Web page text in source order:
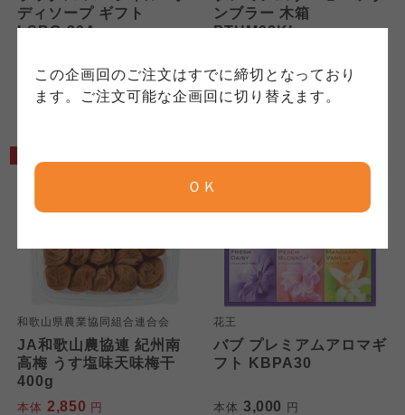
この企画回のご注文はすでに締切となっており
ます。ご注文可能な企画回に切り替えます。
ＯＫ
ディソープ ギフト
LSBG-30A
(税込3,300円)
ンブラー 木箱
PTHM02KI
(税込3,658円)
和歌山県農業協同組合連合会
JA和歌山農協連 紀州南
高梅 うす塩味天味梅干
400g
本体 2,850 円
花王
バブ プレミアムアロマギ
フト KBPA30
本体 3,000 円
コープしが
ならコープ
おおさかパルコープ
よどがわ市民生協
クしてご確認ください。
コープしが
ならコープ
おおさかパルコープ
よどがわ市民生協
大阪いずみ市民生協
コープしが
ならコープ
おおさかパルコープ
よどがわ市民生協